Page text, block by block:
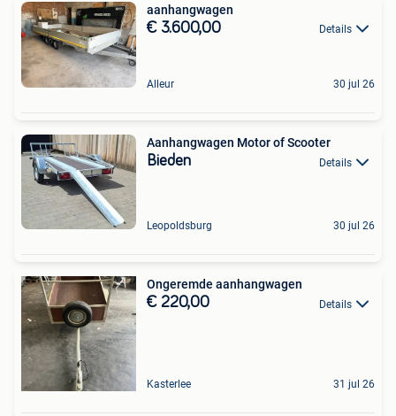
aanhangwagen
€ 3.600,00 Details
Alleur 30 jul 26
Aanhangwagen Motor of Scooter
Bieden Details
Leopoldsburg 30 jul 26
Ongeremde aanhangwagen
€ 220,00 Details
Kasterlee 31 jul 26